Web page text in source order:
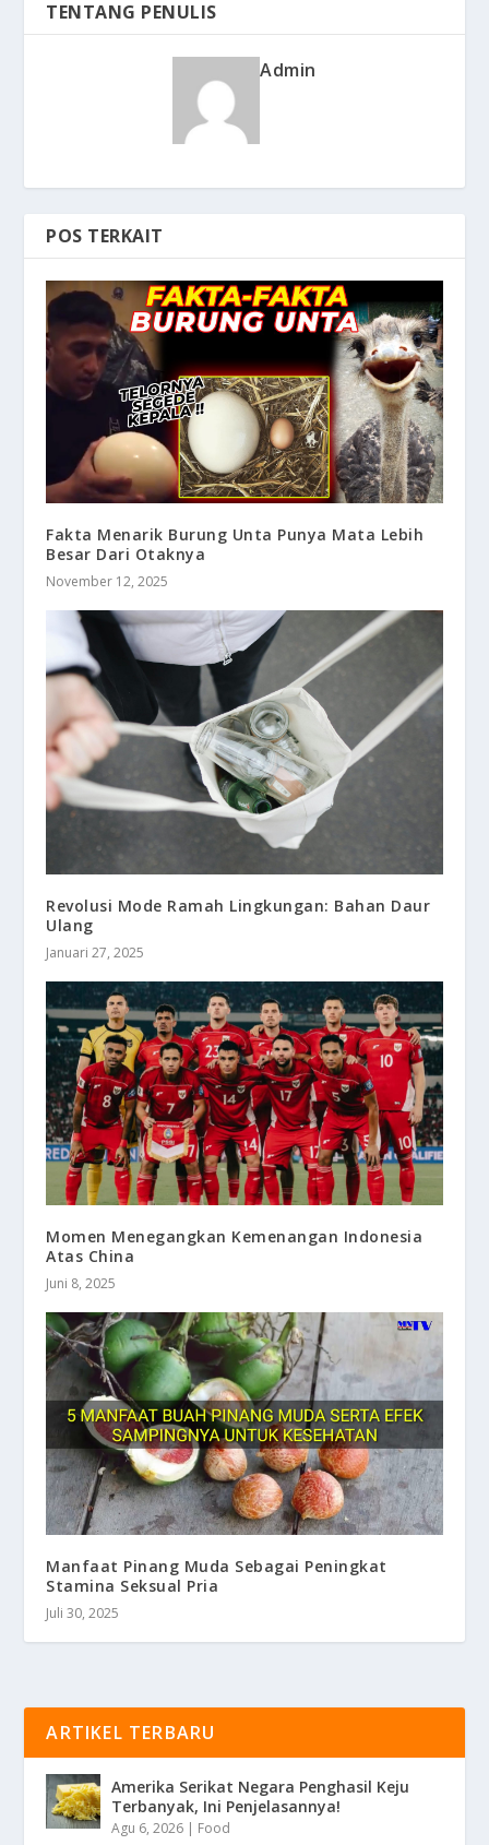
TENTANG PENULIS
Admin
POS TERKAIT
Fakta Menarik Burung Unta Punya Mata Lebih
Besar Dari Otaknya
November 12, 2025
Revolusi Mode Ramah Lingkungan: Bahan Daur
Ulang
Januari 27, 2025
Momen Menegangkan Kemenangan Indonesia
Atas China
Juni 8, 2025
Manfaat Pinang Muda Sebagai Peningkat
Stamina Seksual Pria
Juli 30, 2025
ARTIKEL TERBARU
Amerika Serikat Negara Penghasil Keju
Terbanyak, Ini Penjelasannya!
Agu 6, 2026 | Food